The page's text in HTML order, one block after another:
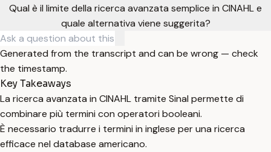
Qual è il limite della ricerca avanzata semplice in CINAHL e
quale alternativa viene suggerita?
Generated from the transcript and can be wrong — check
the timestamp.
Key Takeaways
La ricerca avanzata in CINAHL tramite Sinal permette di
combinare più termini con operatori booleani.
È necessario tradurre i termini in inglese per una ricerca
efficace nel database americano.